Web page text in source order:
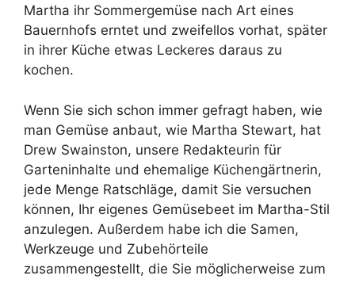
Martha ihr Sommergemüse nach Art eines
Bauernhofs erntet und zweifellos vorhat, später
in ihrer Küche etwas Leckeres daraus zu
kochen.
Wenn Sie sich schon immer gefragt haben, wie
man Gemüse anbaut, wie Martha Stewart, hat
Drew Swainston, unsere Redakteurin für
Garteninhalte und ehemalige Küchengärtnerin,
jede Menge Ratschläge, damit Sie versuchen
können, Ihr eigenes Gemüsebeet im Martha-Stil
anzulegen. Außerdem habe ich die Samen,
Werkzeuge und Zubehörteile
zusammengestellt, die Sie möglicherweise zum